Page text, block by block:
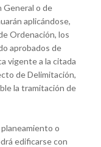
General o de
aplicándose,
Ordenación, los
aprobados de
vigente a la citada
de Delimitación,
la tramitación de
o
edificarse con